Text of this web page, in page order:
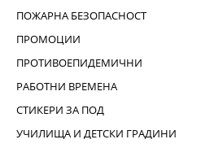
ПОЖАРНА БЕЗОПАСНОСТ
ПРОМОЦИИ
ПРОТИВОЕПИДЕМИЧНИ
РАБОТНИ ВРЕМЕНА
СТИКЕРИ ЗА ПОД
УЧИЛИЩА И ДЕТСКИ ГРАДИНИ